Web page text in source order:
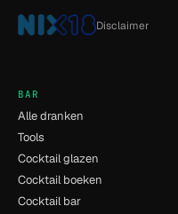
Disclaimer
BAR
Alle dranken
Tools
Cocktail glazen
Cocktail boeken
Cocktail bar